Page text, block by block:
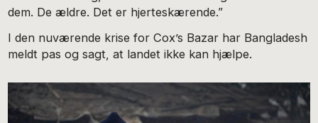
dem. De ældre. Det er hjerteskærende.”
I den nuværende krise for Cox’s Bazar har Bangladesh
meldt pas og sagt, at landet ikke kan hjælpe.